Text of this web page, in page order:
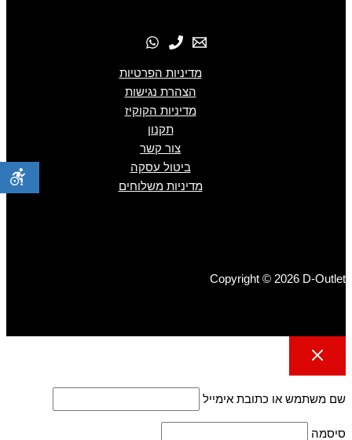
מדיניות הפרטיות
הצהרת נגישות
מדיניות הקוקיז
תקנון
צור קשר
ביטול עסקה
מדיניות משלוחים
Copyright © 2026 D-Outlet
שם משתמש או כתובת אימייל
סיסמה